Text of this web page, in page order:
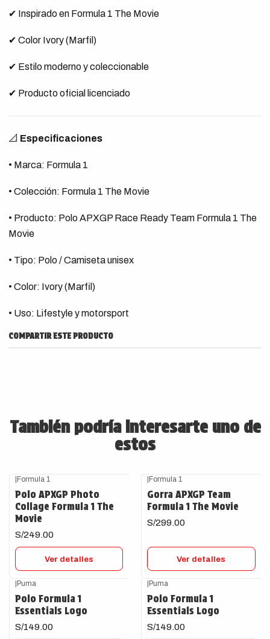
✔ Inspirado en Formula 1 The Movie
✔ Color Ivory (Marfil)
✔ Estilo moderno y coleccionable
✔ Producto oficial licenciado
📐 Especificaciones
• Marca: Formula 1
• Colección: Formula 1 The Movie
• Producto: Polo APXGP Race Ready Team Formula 1 The
Movie
• Tipo: Polo / Camiseta unisex
• Color: Ivory (Marfil)
• Uso: Lifestyle y motorsport
COMPARTIR ESTE PRODUCTO
También podría interesarte uno de
estos
|Formula 1
Polo APXGP Photo
Collage Formula 1 The
Movie
S/249.00
Ver detalles
|Formula 1
Gorra APXGP Team
Formula 1 The Movie
S/299.00
Ver detalles
|Puma
Polo Formula 1
Essentials Logo
S/149.00
|Puma
Polo Formula 1
Essentials Logo
S/149.00